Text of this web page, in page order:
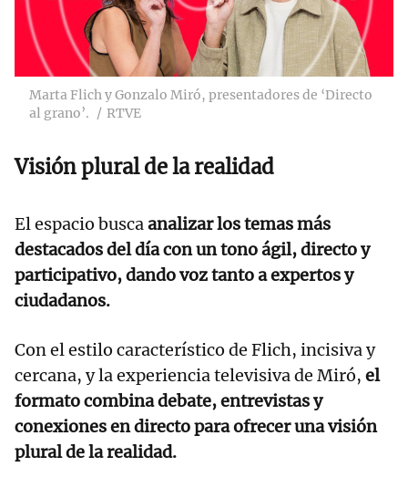
Marta Flich y Gonzalo Miró, presentadores de ‘Directo
al grano’.
RTVE
Visión plural de la realidad
El espacio buscaanalizar los temas más
destacados del día con un tono ágil, directo y
participativo, dando voz tanto a expertos y
ciudadanos.
Con el estilo característico de Flich, incisiva y
cercana, y la experiencia televisiva de Miró, el
formato combina debate, entrevistas y
conexiones en directo para ofrecer una visión
plural de la realidad.